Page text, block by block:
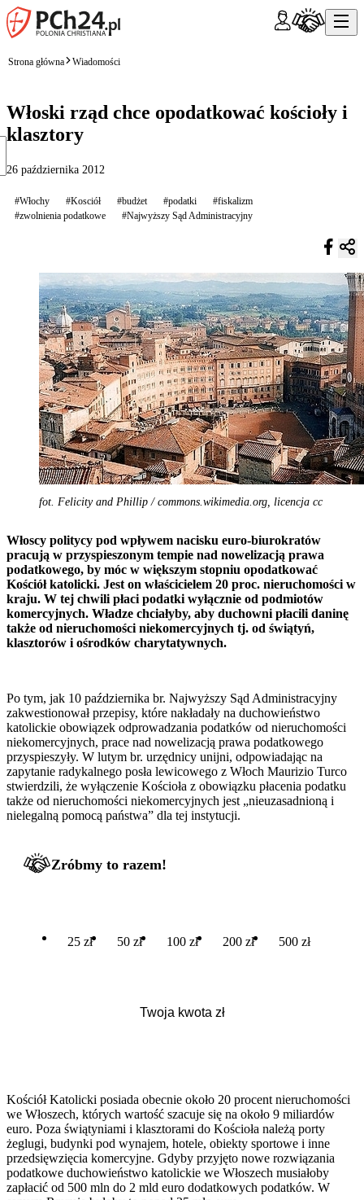
Strona główna Wiadomości
Włoski rząd chce opodatkować kościoły i
klasztory
26 października 2012
#Włochy #Kosciół #budżet #podatki
#fiskalizm
#zwolnienia podatkowe
#Najwyższy Sąd Administracyjny
fot. Felicity and Phillip / commons.wikimedia.org, licencja cc
Włoscy politycy pod wpływem nacisku euro-biurokratów
pracują w przyspieszonym tempie nad nowelizacją prawa
podatkowego, by móc w większym stopniu opodatkować
Kościół katolicki. Jest on właścicielem 20 proc. nieruchomości w
kraju. W tej chwili płaci podatki wyłącznie od podmiotów
komercyjnych. Władze chciałyby, aby duchowni płacili daninę
także od nieruchomości niekomercyjnych tj. od świątyń,
klasztorów i ośrodków charytatywnych.
Po tym, jak 10 października br. Najwyższy Sąd Administracyjny
zakwestionował przepisy, które nakładały na duchowieństwo
katolickie obowiązek odprowadzania podatków od nieruchomości
niekomercyjnych, prace nad nowelizacją prawa podatkowego
przyspieszyły. W lutym br. urzędnicy unijni, odpowiadając na
zapytanie radykalnego posła lewicowego z Włoch Maurizio Turco
stwierdzili, że wyłączenie Kościoła z obowiązku płacenia podatku
także od nieruchomości niekomercyjnych jest „nieuzasadnioną i
nielegalną pomocą państwa” dla tej instytucji.
Zróbmy to razem!
25 zł 50 zł 100 zł 200 zł 500 zł
Kościół Katolicki posiada obecnie około 20 procent nieruchomości
we Włoszech, których wartość szacuje się na około 9 miliardów
euro. Poza świątyniami i klasztorami do Kościoła należą porty
żeglugi, budynki pod wynajem, hotele, obiekty sportowe i inne
przedsięwzięcia komercyjne. Gdyby przyjęto nowe rozwiązania
podatkowe duchowieństwo katolickie we Włoszech musiałoby
zapłacić od 500 mln do 2 mld euro dodatkowych podatków. W